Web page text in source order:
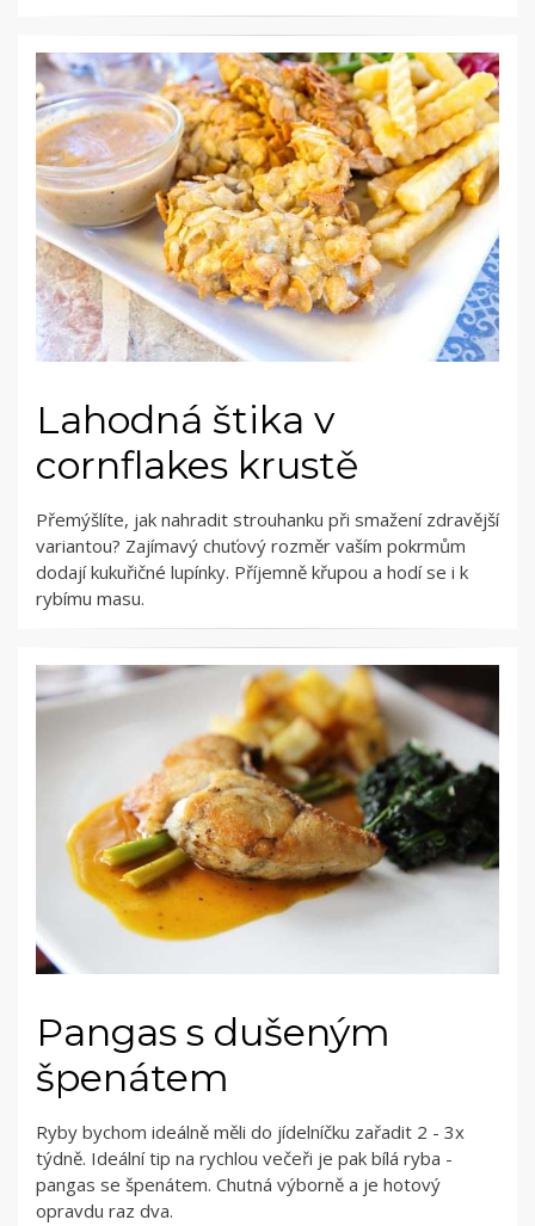
Lahodná štika v
cornflakes krustě
Přemýšlíte, jak nahradit strouhanku při smažení zdravější
variantou? Zajímavý chuťový rozměr vaším pokrmům
dodají kukuřičné lupínky. Příjemně křupou a hodí se i k
rybímu masu.
Pangas s dušeným
špenátem
Ryby bychom ideálně měli do jídelníčku zařadit 2 - 3x
týdně. Ideální tip na rychlou večeři je pak bílá ryba -
pangas se špenátem. Chutná výborně a je hotový
opravdu raz dva.